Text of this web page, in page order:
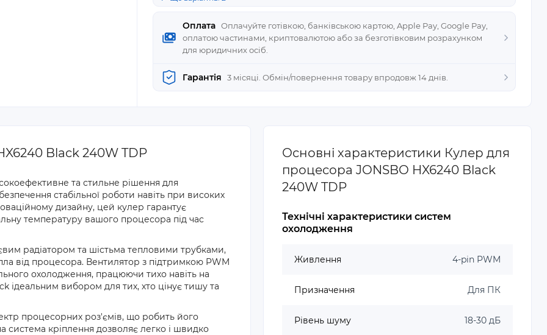
Оплата Оплачуйте готівкою, банківською картою, Apple Pay, Google Pay,
оплатою частинами, криптовалютою або за безготівковим розрахунком
для юридичних осіб.
Гарантія 3 місяці. Обмін/повернення товару впродовж 14 днів.
Black 240W TDP
та стильне рішення для
стабільної роботи навіть при високих
дизайну, цей кулер гарантує
температуру вашого процесора під час
радіатором та шістьма тепловими трубками,
від процесора. Вентилятор з підтримкою PWM
охолодження, працюючи тихо навіть на
ідеальним вибором для тих, хто цінує тишу та
процесорних роз'ємів, що робить його
система кріплення дозволяє легко і швидко
Основні характеристики Кулер для
процесора JONSBO HX6240 Black
240W TDP
Технічні характеристики систем
охолодження
Живлення 4-pin PWM
Призначення Для ПК
Рівень шуму 18-30 дБ